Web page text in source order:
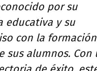
por su
educativa y su
con la formación
sus alumnos. Con